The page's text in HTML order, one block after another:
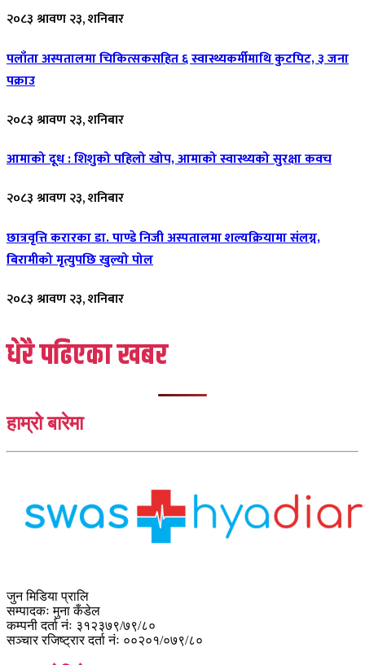
२०८३ श्रावण २३, शनिबार
पलाँता अस्पतालमा चिकित्सकसहित ६ स्वास्थ्यकर्मीमाथि कुटपिट, ३ जना
पक्राउ
२०८३ श्रावण २३, शनिबार
आमाको दूध : शिशुको पहिलो खोप, आमाको स्वास्थ्यको सुरक्षा कवच
२०८३ श्रावण २३, शनिबार
छात्रवृत्ति करारका डा. पाण्डे निजी अस्पतालमा शल्यक्रियामा संलग्न,
बिरामीको मृत्युपछि खुल्यो पोल
२०८३ श्रावण २३, शनिबार
धेरै पढिएका खबर
हाम्रो बारेमा
जुन मिडिया प्रालि
सम्पादकः मुना कँडेल
कम्पनी दर्ता नंः ३१२३७९/७९/८०
सञ्चार रजिष्ट्रार दर्ता नंः ००२०१/०७९/८०